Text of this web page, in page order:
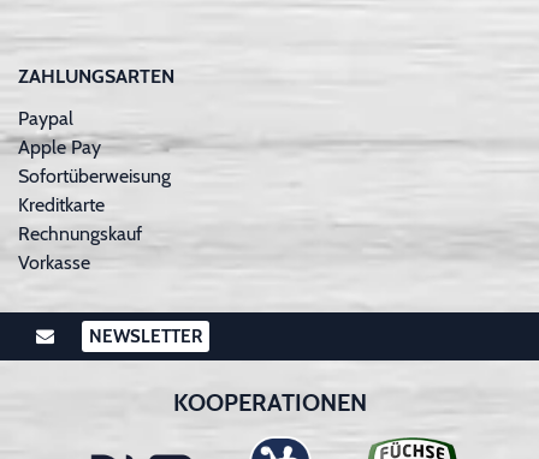
ZAHLUNGSARTEN
Paypal
Apple Pay
Sofortüberweisung
Kreditkarte
Rechnungskauf
Vorkasse
NEWSLETTER
KOOPERATIONEN